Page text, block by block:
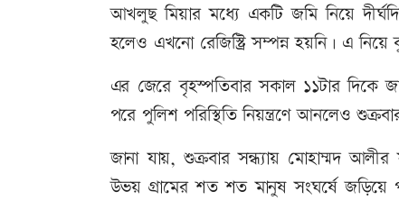
আখলুছ মিয়ার মধ্যে একটি জমি নিয়ে
হলেও এখনো রেজিস্ট্রি সম্পন্ন হয়নি। এ নিয়ে
এর জেরে বৃহস্পতিবার সকাল ১১টার দিকে
পরে পুলিশ পরিস্থিতি নিয়ন্ত্রণে আনলেও
জানা যায়, শুক্রবার সন্ধ্যায় মোহাম্মদ
উভয় গ্রামের শত শত মানুষ সংঘর্ষে জড়িয়ে